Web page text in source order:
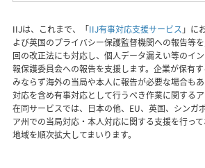
IIJは、これまで、「IIJ有事対応支援サービス 」に
よび英国のプライバシー保護監督機関への報告等
回の改正法にも対応し、個人データ漏えい等のイ
報保護委員会への報告を支援します。企業が保有
みならず海外の当局や本人に報告が必要な場合も
対応を含め有事対応として行うべき作業に関する
在同サービスでは、日本の他、EU、英国、シンガ
ア州での当局対応・本人対応に関する支援を行っ
地域を順次拡大してまいります。